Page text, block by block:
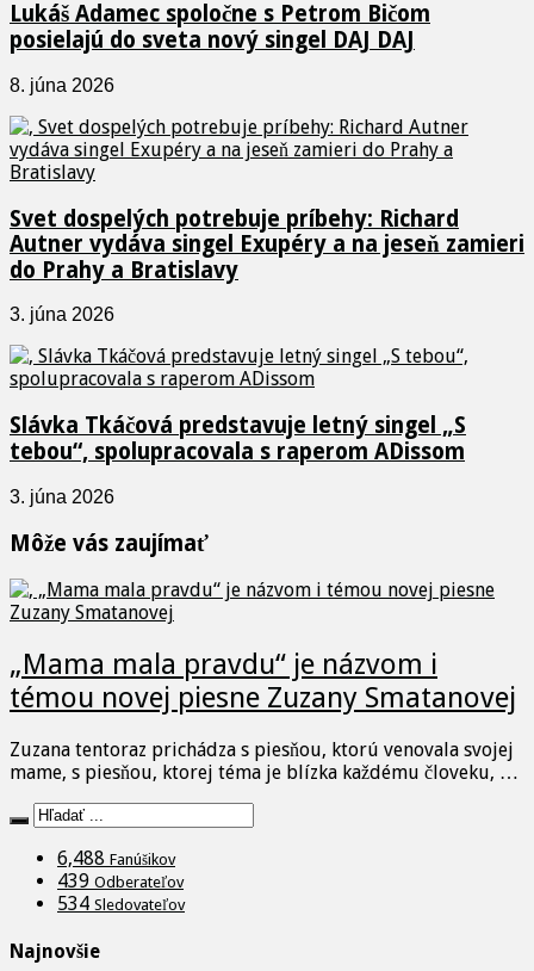
Lukáš Adamec spoločne s Petrom Bičom
posielajú do sveta nový singel DAJ DAJ
8. júna 2026
Svet dospelých potrebuje príbehy: Richard
Autner vydáva singel Exupéry a na jeseň zamieri
do Prahy a Bratislavy
3. júna 2026
Slávka Tkáčová predstavuje letný singel „S
tebou“, spolupracovala s raperom ADissom
3. júna 2026
Môže vás zaujímať
„Mama mala pravdu“ je názvom i
témou novej piesne Zuzany Smatanovej
Zuzana tentoraz prichádza s piesňou, ktorú venovala svojej
mame, s piesňou, ktorej téma je blízka každému človeku, …
6,488 Fanúšikov
439 Odberateľov
534 Sledovateľov
Najnovšie